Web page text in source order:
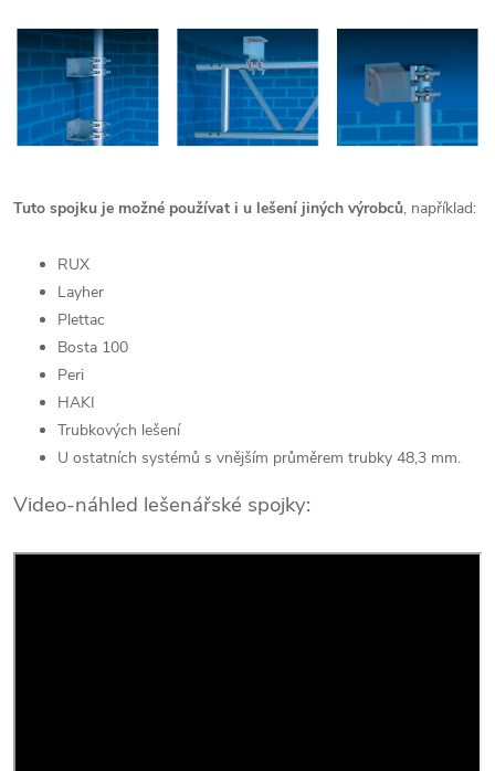
Tuto spojku je možné používat i u lešení jiných výrobců, například:
RUX
Layher
Plettac
Bosta 100
Peri
HAKI
Trubkových lešení
U ostatních systémů s vnějším průměrem trubky 48,3 mm.
Video-náhled lešenářské spojky: